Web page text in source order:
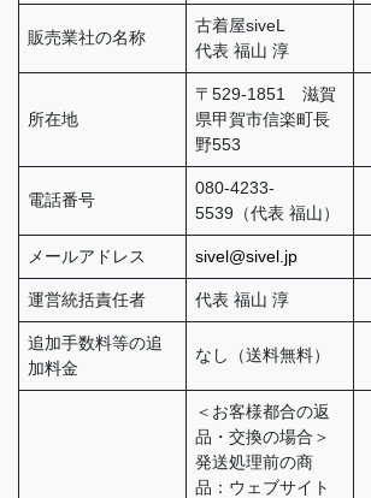
販売業社の名称
古着屋siveL
代表 福山 淳
所在地
〒529-1851 滋賀
県甲賀市信楽町長
野553
電話番号
080-4233-
5539（代表 福山）
メールアドレス sivel@sivel.jp
運営統括責任者 代表 福山 淳
追加手数料等の追
加料金
なし（送料無料）
＜お客様都合の返
品・交換の場合＞
発送処理前の商
品：ウェブサイト